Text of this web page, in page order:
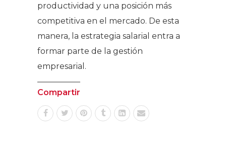
productividad y una posición más
competitiva en el mercado. De esta
manera, la estrategia salarial entra a
formar parte de la gestión
empresarial.
Compartir